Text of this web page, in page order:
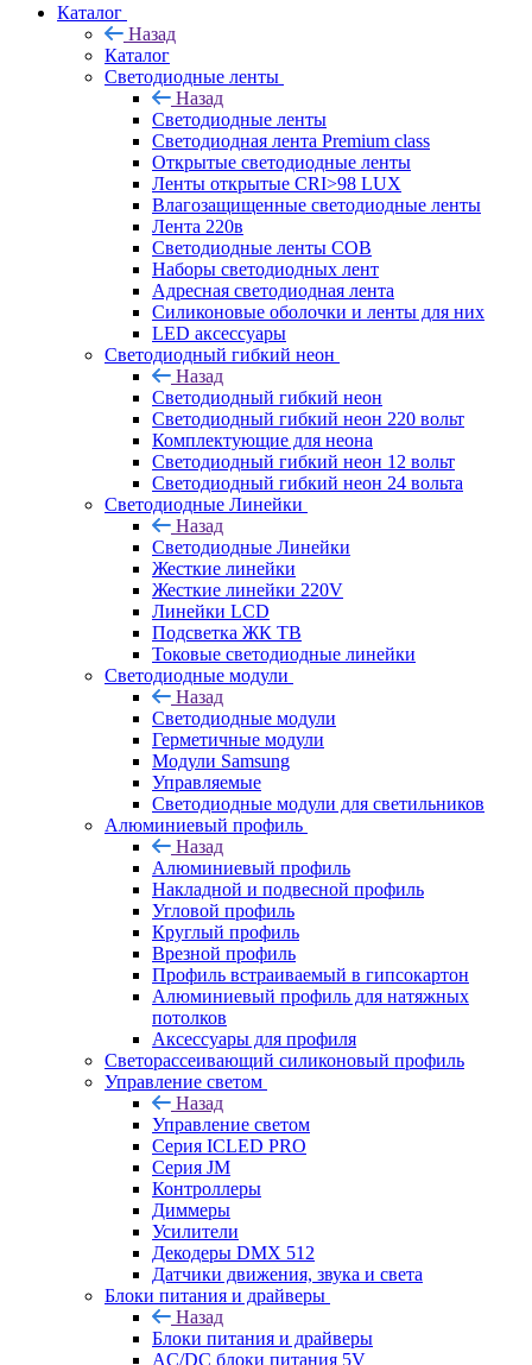
Каталог
Назад
Каталог
Светодиодные ленты
Назад
Светодиодные ленты
Светодиодная лента Premium class
Открытые светодиодные ленты
Ленты открытые CRI>98 LUX
Влагозащищенные светодиодные ленты
Лента 220в
Светодиодные ленты COB
Наборы светодиодных лент
Адресная светодиодная лента
Силиконовые оболочки и ленты для них
LED аксессуары
Светодиодный гибкий неон
Назад
Светодиодный гибкий неон
Светодиодный гибкий неон 220 вольт
Комплектующие для неона
Светодиодный гибкий неон 12 вольт
Светодиодный гибкий неон 24 вольта
Светодиодные Линейки
Назад
Светодиодные Линейки
Жесткие линейки
Жесткие линейки 220V
Линейки LCD
Подсветка ЖК ТВ
Токовые светодиодные линейки
Светодиодные модули
Назад
Светодиодные модули
Герметичные модули
Модули Samsung
Управляемые
Светодиодные модули для светильников
Алюминиевый профиль
Назад
Алюминиевый профиль
Накладной и подвесной профиль
Угловой профиль
Круглый профиль
Врезной профиль
Профиль встраиваемый в гипсокартон
Алюминиевый профиль для натяжных
потолков
Аксессуары для профиля
Светорассеивающий силиконовый профиль
Управление светом
Назад
Управление светом
Серия ICLED PRO
Серия JM
Контроллеры
Диммеры
Усилители
Декодеры DMX 512
Датчики движения, звука и света
Блоки питания и драйверы
Назад
Блоки питания и драйверы
AC/DC блоки питания 5V